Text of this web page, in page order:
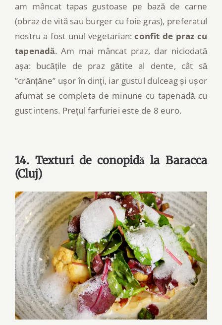
am mâncat tapas gustoase pe bază de carne
(obraz de vită sau burger cu foie gras), preferatul
nostru a fost unul vegetarian:confit de praz cu
tapenadă. Am mai mâncat praz, dar niciodată
așa: bucățile de praz gătite al dente, cât să
”crănțăne” ușor în dinți, iar gustul dulceag și ușor
afumat se completa de minune cu tapenadă cu
gust intens. Prețul farfuriei este de 8 euro.
14. Texturi de conopidă la Baracca
(Cluj)